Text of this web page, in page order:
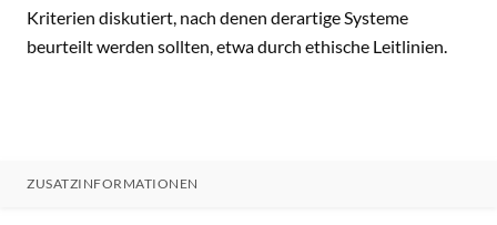
Kriterien diskutiert, nach denen derartige Systeme
beurteilt werden sollten, etwa durch ethische Leitlinien.
ZUSATZINFORMATIONEN